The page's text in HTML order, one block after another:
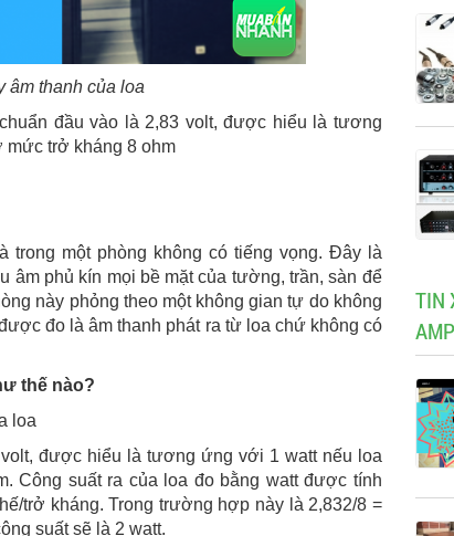
âm thanh của loa
đầu vào là 2,83 volt, được hiểu là tương
mức trở kháng 8 ohm
trong một phòng không có tiếng vọng. Đây là
âm phủ kín mọi bề mặt của tường, trần, sàn để
này phỏng theo một không gian tự do không
đo là âm thanh phát ra từ loa chứ không có
thế nào?
loa
được hiểu là tương ứng với 1 watt nếu loa
Công suất ra của loa đo bằng watt được tính
trở kháng. Trong trường hợp này là 2,832/8 =
suất sẽ là 2 watt.
TIN